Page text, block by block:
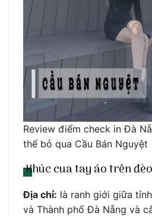
Review điểm check in Đà
thể bỏ qua Cầu Bán Nguyệt
Khúc cua tay áo trên
Địa chỉ: là ranh giới giữa
và Thành phố Đà Nẵng và